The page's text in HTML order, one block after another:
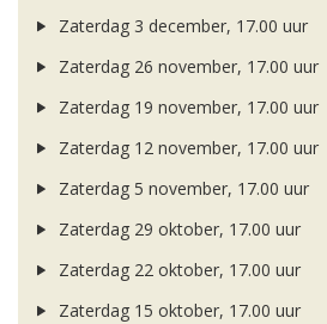
Zaterdag 3 december, 17.00 uur
Zaterdag 26 november, 17.00 uur
Zaterdag 19 november, 17.00 uur
Zaterdag 12 november, 17.00 uur
Zaterdag 5 november, 17.00 uur
Zaterdag 29 oktober, 17.00 uur
Zaterdag 22 oktober, 17.00 uur
Zaterdag 15 oktober, 17.00 uur